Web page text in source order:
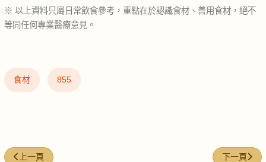
※ 以上資料只屬日常飲食參考，重點在於認識食材、善用食材，絕不
等同任何專業醫療意見。
食材 855
上一篇文章: 葡萄 (Grapes)
上一頁 下一篇文
下一頁